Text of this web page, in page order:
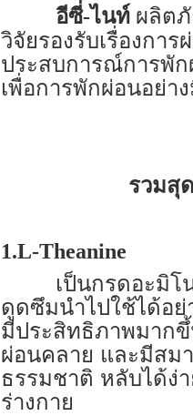
อีซี่-ไนท์ ผลิต
วิจัยรองรับเรื่องกา
ประสบการณ์การพั
เพื่อการพักผ่อนอย่
รวมสุ
1.L-Theanine
เป็นกรดอะมิ
ดูดซึมนำไปใช้ได้อย่
มีประสิทธิภาพมาก
ผ่อนคลาย และมีสม
ธรรมชาติ หลับได้ง่
ร่างกาย